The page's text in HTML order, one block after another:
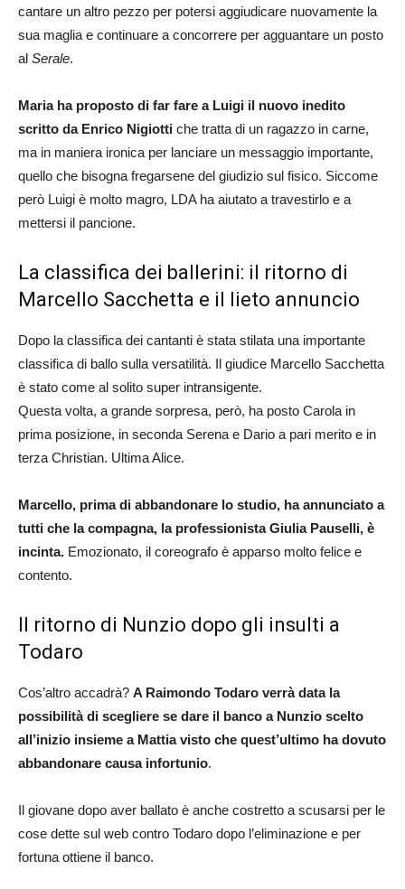
cantare un altro pezzo per potersi aggiudicare nuovamente la
sua maglia e continuare a concorrere per agguantare un posto
al Serale.
Maria ha proposto di far fare a Luigi il nuovo inedito
scritto da Enrico Nigiotti che tratta di un ragazzo in carne,
ma in maniera ironica per lanciare un messaggio importante,
quello che bisogna fregarsene del giudizio sul fisico. Siccome
però Luigi è molto magro, LDA ha aiutato a travestirlo e a
mettersi il pancione.
La classifica dei ballerini: il ritorno di
Marcello Sacchetta e il lieto annuncio
Dopo la classifica dei cantanti è stata stilata una importante
classifica di ballo sulla versatilità. Il giudice Marcello Sacchetta
è stato come al solito super intransigente.
Questa volta, a grande sorpresa, però, ha posto Carola in
prima posizione, in seconda Serena e Dario a pari merito e in
terza Christian. Ultima Alice.
Marcello, prima di abbandonare lo studio, ha annunciato a
tutti che la compagna, la professionista Giulia Pauselli, è
incinta. Emozionato, il coreografo è apparso molto felice e
contento.
Il ritorno di Nunzio dopo gli insulti a
Todaro
Cos’altro accadrà? A Raimondo Todaro verrà data la
possibilità di scegliere se dare il banco a Nunzio scelto
all’inizio insieme a Mattia visto che quest’ultimo ha dovuto
abbandonare causa infortunio.
Il giovane dopo aver ballato è anche costretto a scusarsi per le
cose dette sul web contro Todaro dopo l’eliminazione e per
fortuna ottiene il banco.